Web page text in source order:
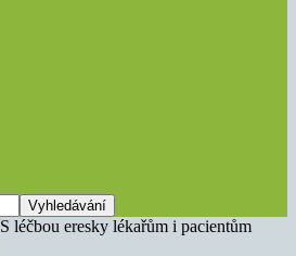
S léčbou eresky lékařům i pacientům